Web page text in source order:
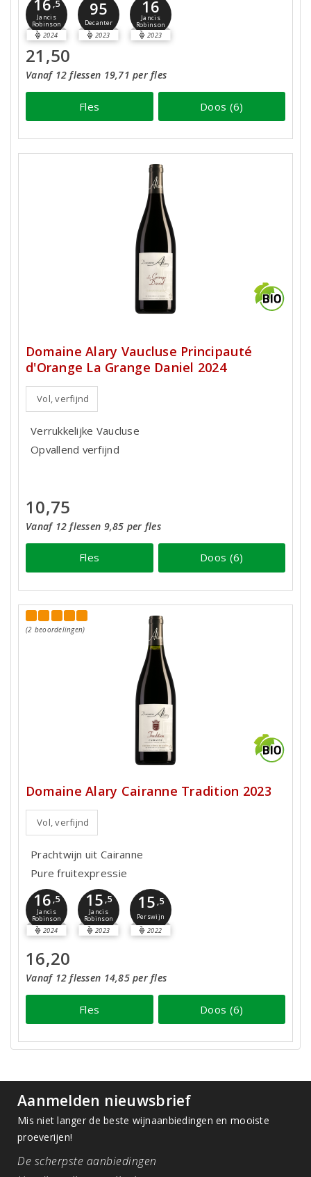
16 ,5
Jancis
Robinson
2024
95
Decanter
2023
16
Jancis
Robinson
2023
21,50
Vanaf 12 flessen 19,71 per fles
Fles Doos (6)
Domaine Alary Vaucluse Principauté
d'Orange La Grange Daniel 2024
Vol, verfijnd
Verrukkelijke Vaucluse
Opvallend verfijnd
10,75
Vanaf 12 flessen 9,85 per fles
Fles Doos (6)
(2 beoordelingen)
Domaine Alary Cairanne Tradition 2023
Vol, verfijnd
Prachtwijn uit Cairanne
Pure fruitexpressie
16 ,5
Jancis
Robinson
2024
15 ,5
Jancis
Robinson
2023
15 ,5
Perswijn
2022
16,20
Vanaf 12 flessen 14,85 per fles
Fles Doos (6)
Aanmelden nieuwsbrief
Mis niet langer de beste wijnaanbiedingen en mooiste
proeverijen!
De scherpste aanbiedingen